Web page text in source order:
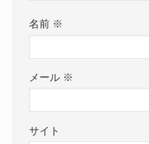
名前 ※
メール ※
サイト